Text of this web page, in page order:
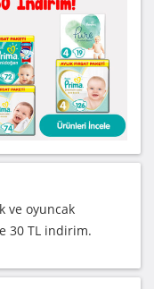
ve oyuncak
30 TL indirim.